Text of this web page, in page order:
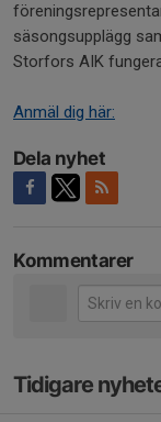
säsongsupplägg
Storfors AIK
Anmäl dig här:
Dela nyhet
Kommentarer
Tidigare